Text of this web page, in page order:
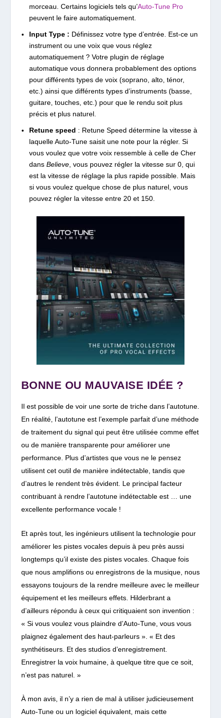
morceau. Certains logiciels tels qu’Auto-Tune Pro
peuvent le faire automatiquement.
Input Type : Définissez votre type d’entrée. Est-ce un
instrument ou une voix que vous réglez
automatiquement ? Votre plugin de réglage
automatique vous donnera probablement des options
pour différents types de voix (soprano, alto, ténor,
etc.) ainsi que différents types d’instruments (basse,
guitare, touches, etc.) pour que le rendu soit plus
précis et plus naturel.
Retune speed : Retune Speed détermine la vitesse à
laquelle Auto-Tune saisit une note pour la régler. Si
vous voulez que votre voix ressemble à celle de Cher
dans Believe, vous pouvez régler la vitesse sur 0, qui
est la vitesse de réglage la plus rapide possible. Mais
si vous voulez quelque chose de plus naturel, vous
pouvez régler la vitesse entre 20 et 150.
BONNE OU MAUVAISE IDÉE ?
Il est possible de voir une sorte de triche dans l’autotune.
En réalité, l’autotune est l’exemple parfait d’une méthode
de traitement du signal qui peut être utilisée comme effet
ou de manière transparente pour améliorer une
performance. Plus d’artistes que vous ne le pensez
utilisent cet outil de manière indétectable, tandis que
d’autres le rendent très évident. Le principal facteur
contribuant à rendre l’autotune indétectable est … une
excellente performance vocale !
Et après tout, les ingénieurs utilisent la technologie pour
améliorer les pistes vocales depuis à peu près aussi
longtemps qu’il existe des pistes vocales. Chaque fois
que nous amplifions ou enregistrons de la musique, nous
essayons toujours de la rendre meilleure avec le meilleur
équipement et les meilleurs effets. Hilderbrant a
d’ailleurs répondu à ceux qui critiquaient son invention :
« Si vous voulez vous plaindre d’Auto-Tune, vous vous
plaignez également des haut-parleurs ». « Et des
synthétiseurs. Et des studios d’enregistrement.
Enregistrer la voix humaine, à quelque titre que ce soit,
n’est pas naturel. »
À mon avis, il n’y a rien de mal à utiliser judicieusement
Auto-Tune ou un logiciel équivalent, mais cette